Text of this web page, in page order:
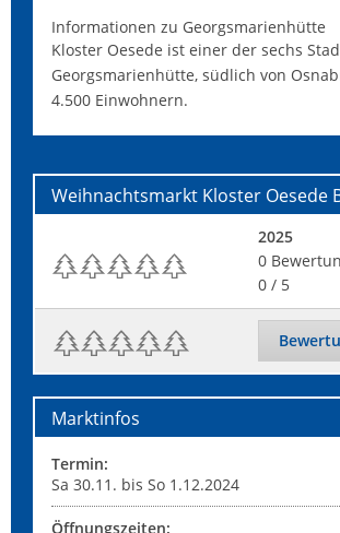
Informationen zu Georgsmarienhütte
Kloster Oesede ist einer der sechs
Georgsmarienhütte, südlich von
4.500 Einwohnern.
Weihnachtsmarkt Kloster Oesede
2025
0
0 / 5
Marktinfos
Termin:
Sa 30.11. bis So 1.12.2024
Öffnungszeiten: